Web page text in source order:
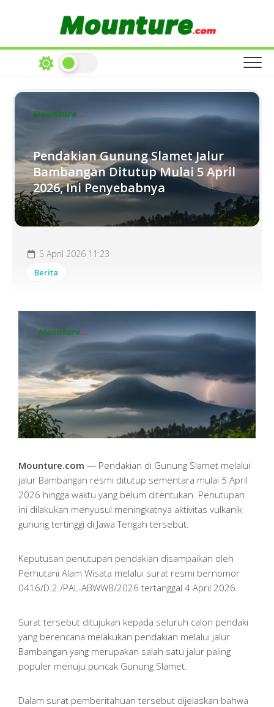
Pendakian Gunung Slamet Jalur
Bambangan Ditutup Mulai 5 April
2026, Ini Penyebabnya
5 April 2026 11:23
Berita
Mounture.com — Pendakian di Gunung Slamet melalui
jalur Bambangan resmi ditutup sementara mulai 5 April
2026 hingga waktu yang belum ditentukan. Penutupan
ini dilakukan menyusul meningkatnya aktivitas vulkanik
gunung tertinggi di Jawa Tengah tersebut.
Keputusan penutupan pendakian disampaikan oleh
Perhutani Alam Wisata melalui surat resmi bernomor
0416/D.2./PAL-ABWWB/2026 tertanggal 4 April 2026.
Surat tersebut ditujukan kepada seluruh calon pendaki
yang berencana melakukan pendakian melalui jalur
Bambangan yang merupakan salah satu jalur paling
populer menuju puncak Gunung Slamet.
Dalam surat pemberitahuan tersebut dijelaskan bahwa